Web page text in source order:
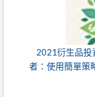
2021衍生品投
者：使用簡單策